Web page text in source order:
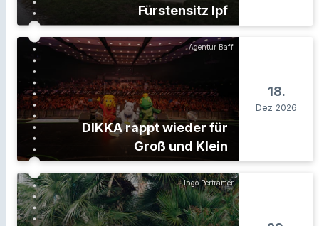
Fürstensitz Ipf
Agentur Baff
DIKKA rappt wieder für
Groß und Klein
18.
Dez 2026
Ingo Pertramer